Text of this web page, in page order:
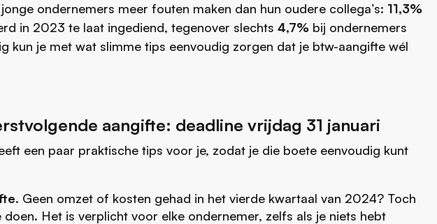
ondernemers meer fouten maken dan hun oudere collega’s: 11,3%
in 2023 te laat ingediend, tegenover slechts 4,7% bij ondernemers
kun je met wat slimme tips eenvoudig zorgen dat je btw-aangifte wél
aangifte: deadline vrijdag 31 januari
een paar praktische tips voor je, zodat je die boete eenvoudig kunt
. Geen omzet of kosten gehad in het vierde kwartaal van 2024? Toch
doen. Het is verplicht voor elke ondernemer, zelfs als je niets hebt